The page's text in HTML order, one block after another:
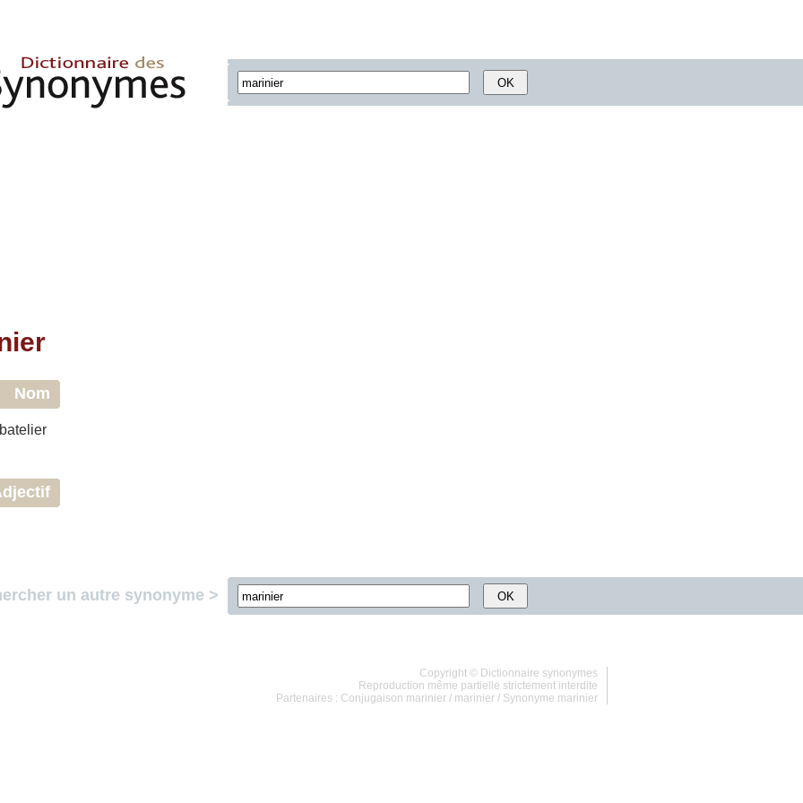
Nom
batelier
un autre synonyme >
Copyright © Dictionnaire synonymes
Reproduction même partielle strictement interdite
Partenaires : Conjugaison marinier / marinier / Synonyme marinier